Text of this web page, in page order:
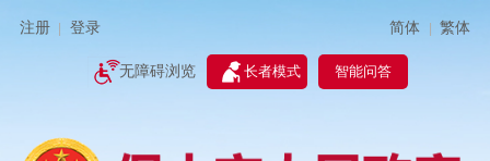
注册 登录 简体 | 繁体
无障碍浏览 长者模式 智能问答